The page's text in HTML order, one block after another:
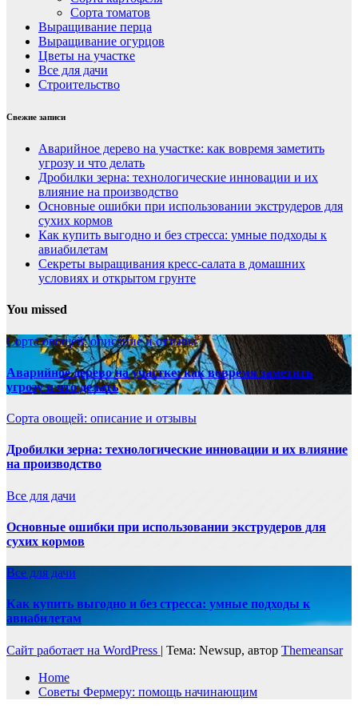
Сорта томатов
Выращивание перца
Выращивание огурцов
Цветы на участке
Все для дачи
Строительство
Свежие записи
Аварийное дерево на участке: как вовремя заметить
угрозу и что делать
Дробилки зерна: технологические инновации и их
влияние на производство
Основные ошибки при использовании экструдеров для
сухих кормов
Как купить выгодно и без стресса: умные подходы к
авиабилетам
Секреты выращивания кресс-салата в домашних
условиях и открытом грунте
You missed
Сорта овощей: описание и отзывы
Аварийное дерево на участке: как вовремя заметить
угрозу и что делать
Сорта овощей: описание и отзывы
Дробилки зерна: технологические инновации и их влияние
на производство
Все для дачи
Основные ошибки при использовании экструдеров для
сухих кормов
Все для дачи
Как купить выгодно и без стресса: умные подходы к
авиабилетам
Сайт работает на WordPress | Тема: Newsup, автор Themeansar
Home
Советы Фермеру: помощь начинающим